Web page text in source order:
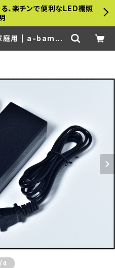
、楽チンで便利なLED棚照
庭用 | a-bambo
/4